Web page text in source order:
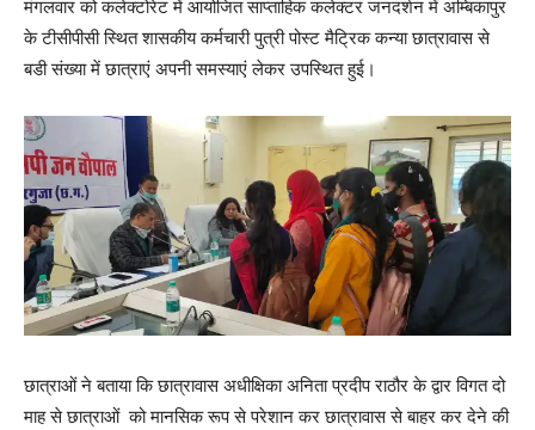
मंगलवार को कलेक्टोरेट में आयोजित साप्ताहिक कलेक्टर जनदर्शन में अम्बिकापुर
के टीसीपीसी स्थित शासकीय कर्मचारी पुत्री पोस्ट मैट्रिक कन्या छात्रावास से
बडी संख्या में छात्राएं अपनी समस्याएं लेकर उपस्थित हुई।
छात्राओं ने बताया कि छात्रावास अधीक्षिका अनिता प्रदीप राठौर के द्वार विगत दो
माह से छात्राओं को मानसिक रूप से परेशान कर छात्रावास से बाहर कर देने की